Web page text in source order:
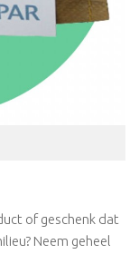
of geschenk dat
Neem geheel